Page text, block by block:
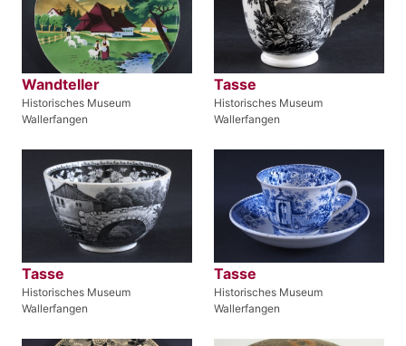
Wandteller
Historisches Museum
Wallerfangen
Tasse
Historisches Museum
Wallerfangen
Tasse
Historisches Museum
Wallerfangen
Tasse
Historisches Museum
Wallerfangen